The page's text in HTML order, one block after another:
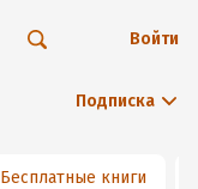
Подписка
Войти
Бесплатные книги